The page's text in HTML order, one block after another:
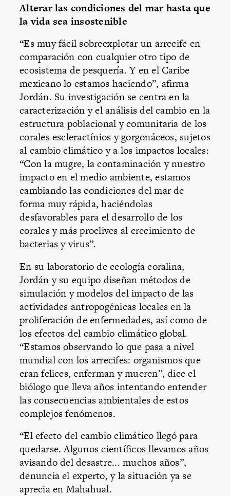
Alterar las condiciones del mar hasta que
la vida sea insostenible
“Es muy fácil sobreexplotar un arrecife en
comparación con cualquier otro tipo de
ecosistema de pesquería. Y en el Caribe
mexicano lo estamos haciendo”, afirma
Jordán. Su investigación se centra en la
caracterización y el análisis del cambio en la
estructura poblacional y comunitaria de los
corales escleractínios y gorgonáceos, sujetos
al cambio climático y a los impactos locales:
“Con la mugre, la contaminación y nuestro
impacto en el medio ambiente, estamos
cambiando las condiciones del mar de
forma muy rápida, haciéndolas
desfavorables para el desarrollo de los
corales y más proclives al crecimiento de
bacterias y virus”.
En su laboratorio de ecología coralina,
Jordán y su equipo diseñan métodos de
simulación y modelos del impacto de las
actividades antropogénicas locales en la
proliferación de enfermedades, así como de
los efectos del cambio climático global.
“Estamos observando lo que pasa a nivel
mundial con los arrecifes: organismos que
eran felices, enferman y mueren”, dice el
biólogo que lleva años intentando entender
las consecuencias ambientales de estos
complejos fenómenos.
“El efecto del cambio climático llegó para
quedarse. Algunos científicos llevamos años
avisando del desastre... muchos años”,
denuncia el experto, y la situación ya se
aprecia en Mahahual.